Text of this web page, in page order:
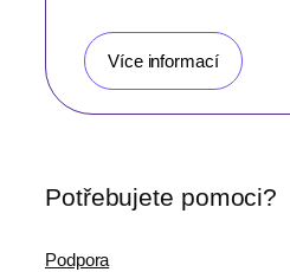
Více informací
Potřebujete pomoci?
Podpora